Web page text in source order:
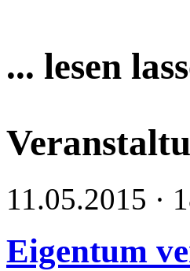
... lesen
11.05.2015 ·
Eigentum